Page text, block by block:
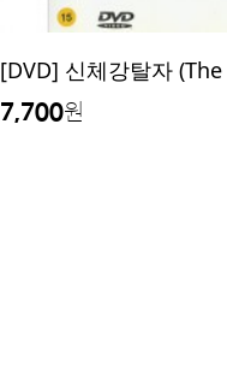
[DVD] 신체강탈자
7,700원